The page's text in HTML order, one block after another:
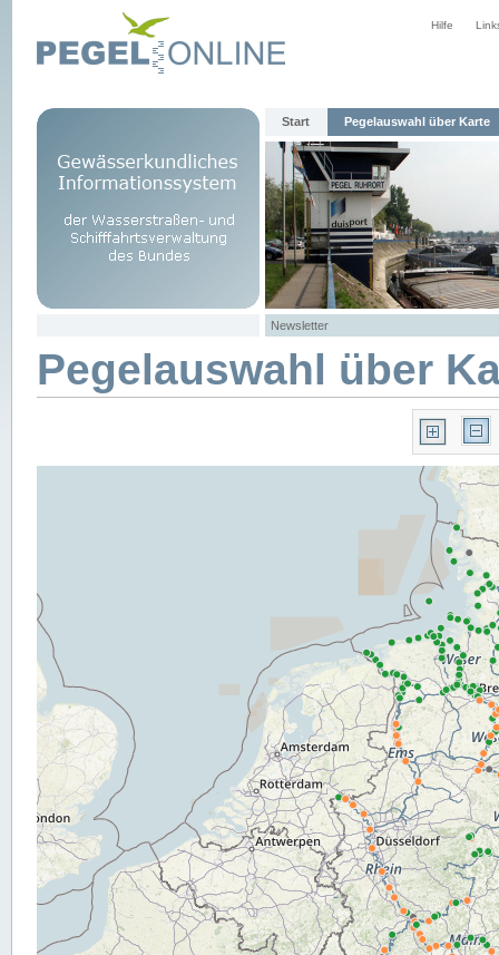
Hilfe
Start Pegelauswahl über Karte
Newsletter
Pegelauswahl über